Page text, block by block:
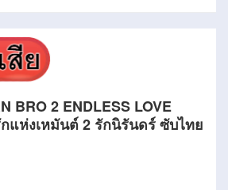
BRO 2 ENDLESS LOVE
แห่งเหมันต์ 2 รักนิรันดร์ ซับไทย